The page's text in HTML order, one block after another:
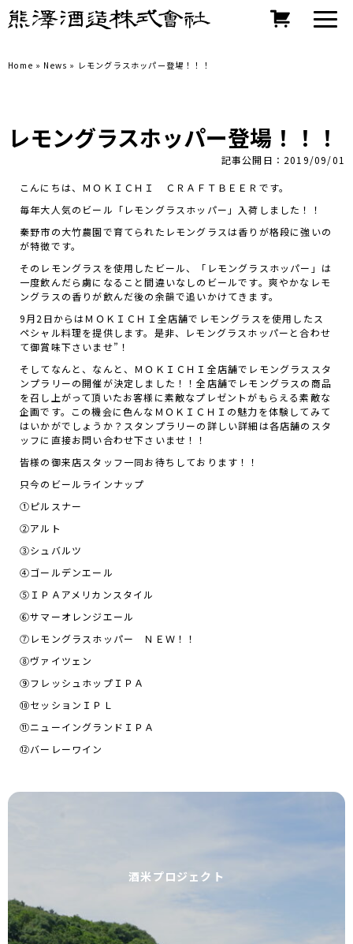
Home » News » レモングラスホッパー登場！！！
レモングラスホッパー登場！！！
記事公開日：2019/09/01
こんにちは、ＭＯＫＩＣＨＩ ＣＲＡＦＴＢＥＥＲです。
毎年大人気のビール「レモングラスホッパー」入荷しました！！
秦野市の大竹農園で育てられたレモングラスは香りが格段に強いの
が特徴です。
そのレモングラスを使用したビール、「レモングラスホッパー」は
一度飲んだら虜になること間違いなしのビールです。爽やかなレモ
ングラスの香りが飲んだ後の余韻で追いかけてきます。
9月2日からはＭＯＫＩＣＨＩ全店舗でレモングラスを使用したス
ペシャル料理を提供します。是非、レモングラスホッパーと合わせ
て御賞味下さいませ”！
そしてなんと、なんと、ＭＯＫＩＣＨＩ全店舗でレモングラススタ
ンプラリーの開催が決定しました！！全店舗でレモングラスの商品
を召し上がって頂いたお客様に素敵なプレゼントがもらえる素敵な
企画です。この機会に色んなＭＯＫＩＣＨＩの魅力を体験してみて
はいかがでしょうか？スタンプラリーの詳しい詳細は各店舗のスタ
ッフに直接お問い合わせ下さいませ！！
皆様の御来店スタッフ一同お待ちしております！！
只今のビールラインナップ
①ピルスナー
②アルト
③シュバルツ
④ゴールデンエール
⑤ＩＰＡアメリカンスタイル
⑥サマーオレンジエール
⑦レモングラスホッパー ＮＥＷ！！
⑧ヴァイツェン
⑨フレッシュホップＩＰＡ
⑩セッションＩＰＬ
⑪ニューイングランドＩＰＡ
⑫バーレーワイン
酒米プロジェクト